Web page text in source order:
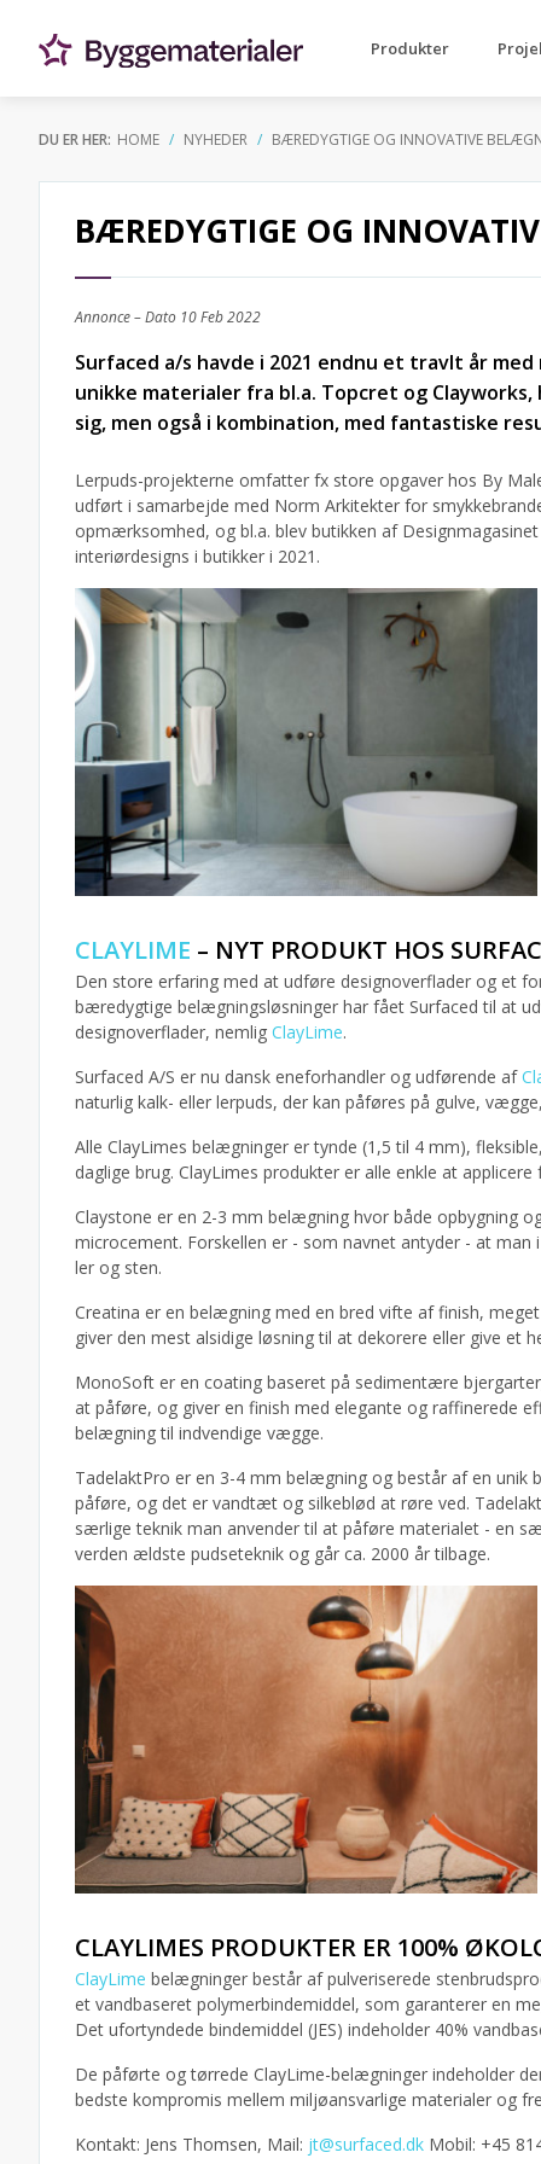
Produkter
DU ER HER: HOME NYHEDER BÆREDYGTIGE OG INNOVATIVE
BÆREDYGTIGE OG
Annonce – Dato 10 Feb 2022
Surfaced a/s havde i 2021 endnu et travlt år
unikke materialer fra bl.a. Topcret og
sig, men også i kombination, med fantastiske
Lerpuds-projekterne omfatter fx store opgaver hos By
udført i samarbejde med Norm Arkitekter for
opmærksomhed, og bl.a. blev butikken af
interiørdesigns i butikker i 2021.
CLAYLIME – NYT PRODUKT HOS
Den store erfaring med at udføre designoverflader og et
bæredygtige belægningsløsninger har fået Surfaced til at
designoverflader, nemlig ClayLime.
Surfaced A/S er nu dansk eneforhandler og udførende af
naturlig kalk- eller lerpuds, der kan påføres på gulve,
Alle ClayLimes belægninger er tynde (1,5 til 4 mm),
daglige brug. ClayLimes produkter er alle enkle at
Claystone er en 2-3 mm belægning hvor både opbygning
microcement. Forskellen er - som navnet antyder - at
ler og sten.
Creatina er en belægning med en bred vifte af finish,
giver den mest alsidige løsning til at dekorere eller give
MonoSoft er en coating baseret på sedimentære
at påføre, og giver en finish med elegante og raffinerede
belægning til indvendige vægge.
TadelaktPro er en 3-4 mm belægning og består af en unik
påføre, og det er vandtæt og silkeblød at røre ved.
særlige teknik man anvender til at påføre materialet - en
verden ældste pudseteknik og går ca. 2000 år tilbage.
CLAYLIMES PRODUKTER ER 100%
ClayLime belægninger består af pulveriserede
et vandbaseret polymerbindemiddel, som garanterer en
Det ufortyndede bindemiddel (JES) indeholder 40%
De påførte og tørrede ClayLime-belægninger indeholder
bedste kompromis mellem miljøansvarlige materialer og
Kontakt: Jens Thomsen, Mail: jt@surfaced.dk Mobil: +45